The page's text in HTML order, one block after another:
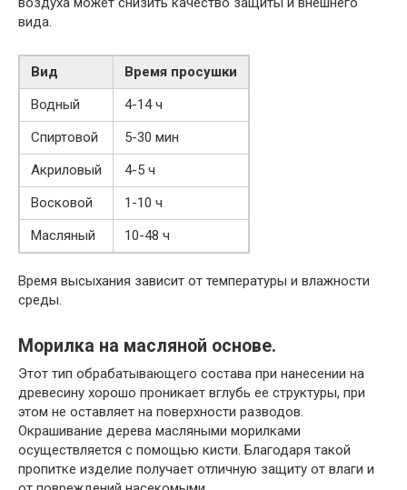
вида.
Вид
Время просушки
Водный
4-14 ч
Спиртовой
5-30 мин
Акриловый
4-5 ч
Восковой
1-10 ч
Масляный
10-48 ч
Время высыхания зависит от температуры и влажности
среды.
Морилка на масляной основе.
Этот тип обрабатывающего состава при нанесении на
древесину хорошо проникает вглубь ее структуры, при
этом не оставляет на поверхности разводов.
Окрашивание дерева масляными морилками
осуществляется с помощью кисти. Благодаря такой
пропитке изделие получает отличную защиту от влаги и